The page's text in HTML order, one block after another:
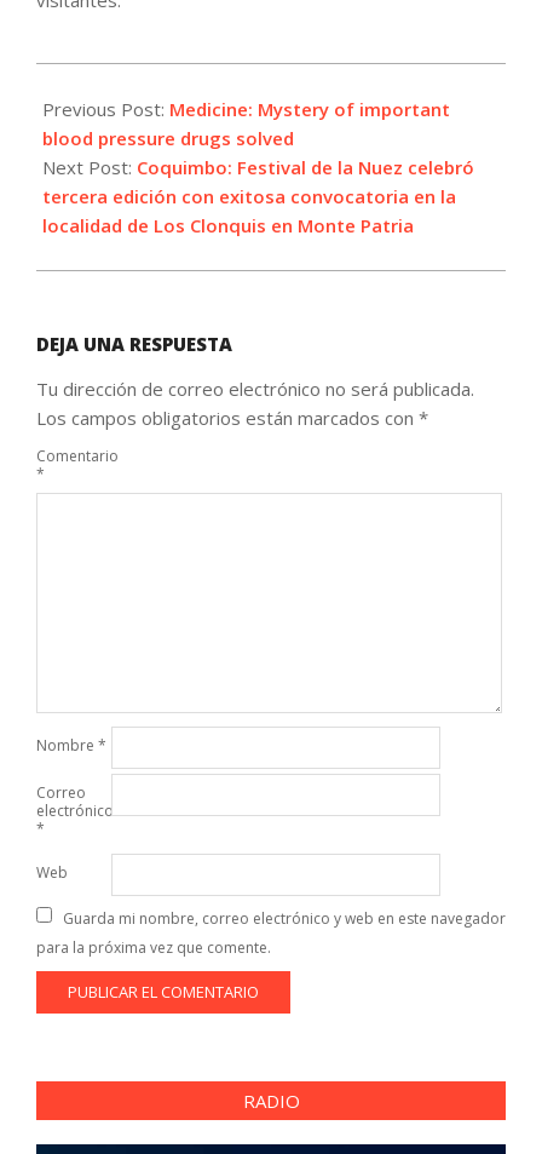
05-
17
Previous Post: Medicine: Mystery of important
blood pressure drugs solved
Next Post: Coquimbo: Festival de la Nuez celebró
tercera edición con exitosa convocatoria en la
localidad de Los Clonquis en Monte Patria
DEJA UNA RESPUESTA
Tu dirección de correo electrónico no será publicada.
Los campos obligatorios están marcados con *
Comentario
*
Nombre *
Correo
electrónico
*
Web
Guarda mi nombre, correo electrónico y web en este navegador
para la próxima vez que comente.
RADIO